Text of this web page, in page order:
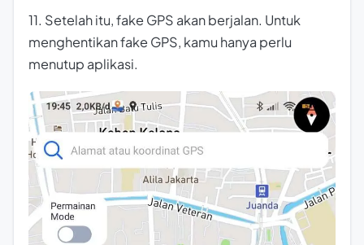
11. Setelah itu, fake GPS akan berjalan. Untuk
menghentikan fake GPS, kamu hanya perlu
menutup aplikasi.